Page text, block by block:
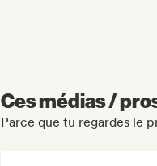
Ces médias /
Parce que tu regardes le